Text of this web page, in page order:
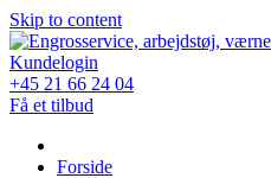
Skip to content
Kundelogin
+45 21 66 24 04
Få et tilbud
Forside